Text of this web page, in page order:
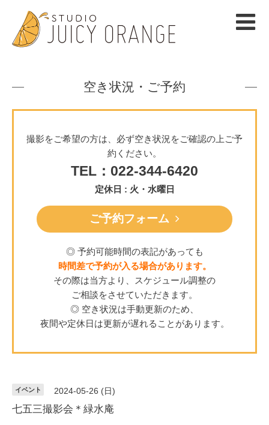
空き状況・ご予約
撮影をご希望の方は、必ず空き状況をご確認の上ご予
約ください。
TEL：022-344-6420
定休日 : 火・水曜日
ご予約フォーム
◎ 予約可能時間の表記があっても
時間差で予約が入る場合があります。
その際は当方より、スケジュール調整の
ご相談をさせていただきます。
◎ 空き状況は手動更新のため、
夜間や定休日は更新が遅れることがあります。
イベント 2024-05-26 (日)
七五三撮影会＊緑水庵